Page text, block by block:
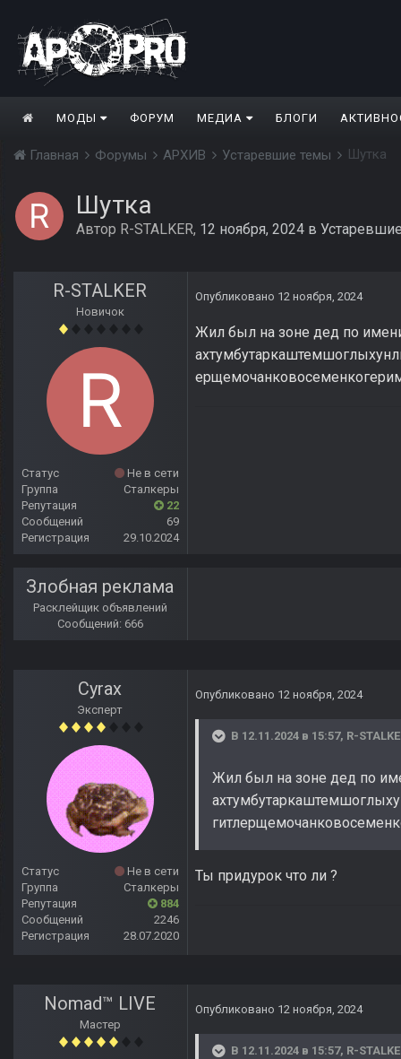
МОДЫ ФОРУМ МЕДИА БЛОГИ
Главная Форумы АРХИВ Устаревшие темы Шутка
Шутка
Автор R-STALKER, 12 ноября, 2024 в
R-STALKER
Новичок
Статус
Не в сети
Группа
Сталкеры
Репутация
22
Сообщений
69
Регистрация
29.10.2024
Опубликовано 12 ноября, 2024
Жил был на зоне дед по
Злобная реклама
Расклейщик объявлений
Сообщений: 666
Cyrax
Эксперт
Статус
Не в сети
Группа
Сталкеры
Репутация
884
Сообщений
2246
Регистрация
28.07.2020
Опубликовано 12 ноября, 2024
В 12.11.2024 в 15:57, R-
Жил был на зоне дед по
Ты придурок что ли ?
Nomad™ LIVE
Мастер
Опубликовано 12 ноября, 2024
В 12.11.2024 в 15:57, R-